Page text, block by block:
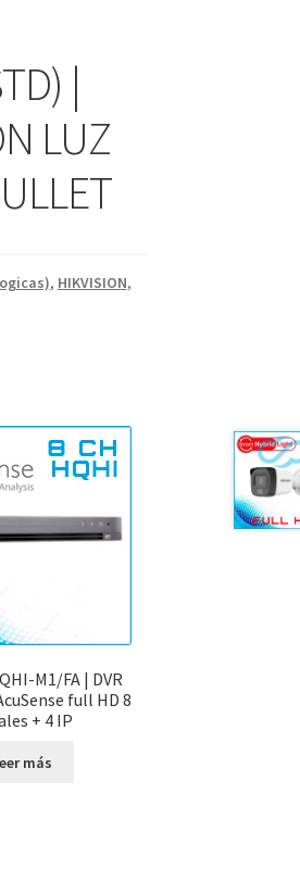
|
LUZ
, HIKVISION,
M1/FA | DVR
full HD 8
+ 4 IP
más